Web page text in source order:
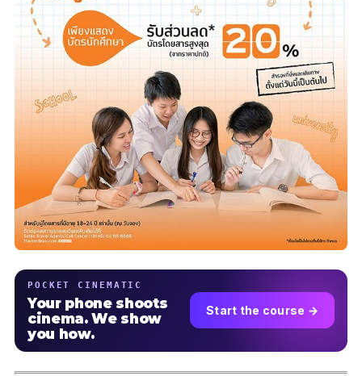
POCKET CINEMATIC
Your phone shoots
cinema. We show
you how.
Start the course →